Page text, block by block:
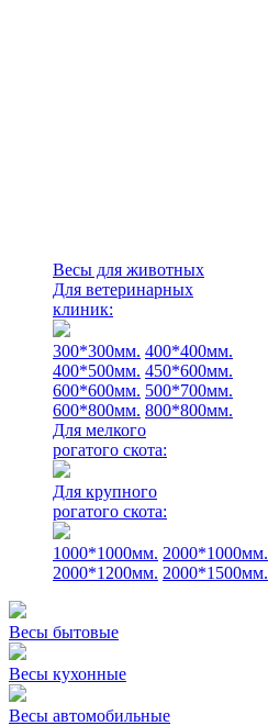
Весы для животных
Для ветеринарных
клиник:
300*300мм. 400*400мм.
400*500мм. 450*600мм.
600*600мм. 500*700мм.
600*800мм. 800*800мм.
Для мелкого
рогатого скота:
Для крупного
рогатого скота:
1000*1000мм. 2000*1000мм.
2000*1200мм. 2000*1500мм.
Весы бытовые
Весы кухонные
Весы автомобильные